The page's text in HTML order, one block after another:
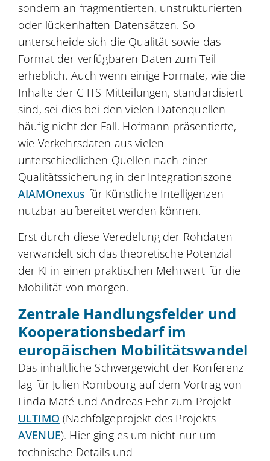
sondern an fragmentierten, unstrukturierten
oder lückenhaften Datensätzen. So
unterscheide sich die Qualität sowie das
Format der verfügbaren Daten zum Teil
erheblich. Auch wenn einige Formate, wie die
Inhalte der C-ITS-Mitteilungen, standardisiert
sind, sei dies bei den vielen Datenquellen
häufig nicht der Fall. Hofmann präsentierte,
wie Verkehrsdaten aus vielen
unterschiedlichen Quellen nach einer
Qualitätssicherung in der Integrationszone
AIAMOnexus für Künstliche Intelligenzen
nutzbar aufbereitet werden können.
Erst durch diese Veredelung der Rohdaten
verwandelt sich das theoretische Potenzial
der KI in einen praktischen Mehrwert für die
Mobilität von morgen.
Zentrale Handlungsfelder und
Kooperationsbedarf im
europäischen Mobilitätswandel
Das inhaltliche Schwergewicht der Konferenz
lag für Julien Rombourg auf dem Vortrag von
Linda Maté und Andreas Fehr zum Projekt
ULTIMO (Nachfolgeprojekt des Projekts
AVENUE). Hier ging es um nicht nur um
technische Details und